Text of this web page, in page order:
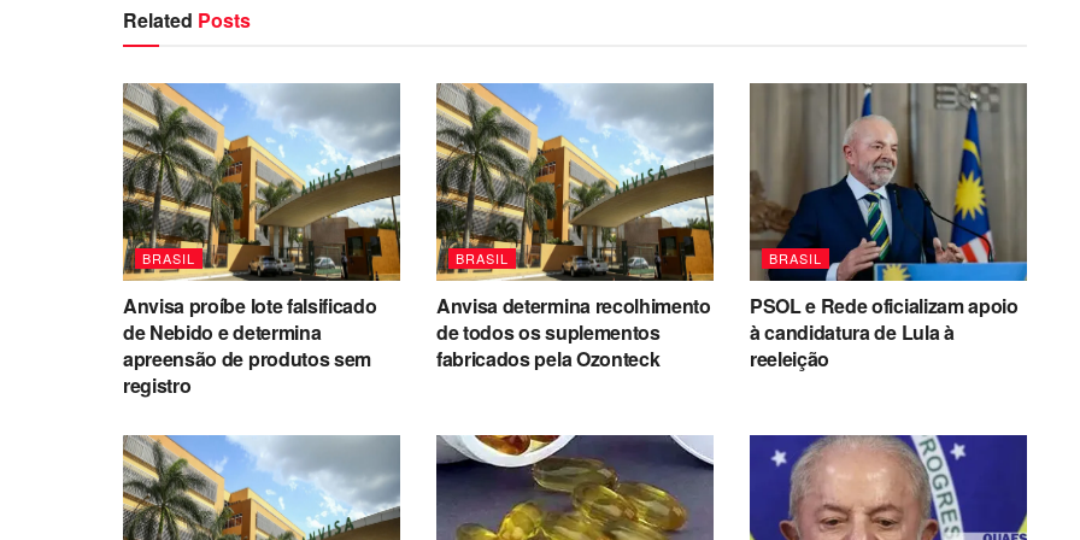
Related Posts
BRASIL
Anvisa proíbe lote falsificado
de Nebido e determina
apreensão de produtos sem
registro
BRASIL
Anvisa determina recolhimento
de todos os suplementos
fabricados pela Ozonteck
BRASIL
PSOL e Rede oficializam apoio
à candidatura de Lula à
reeleição